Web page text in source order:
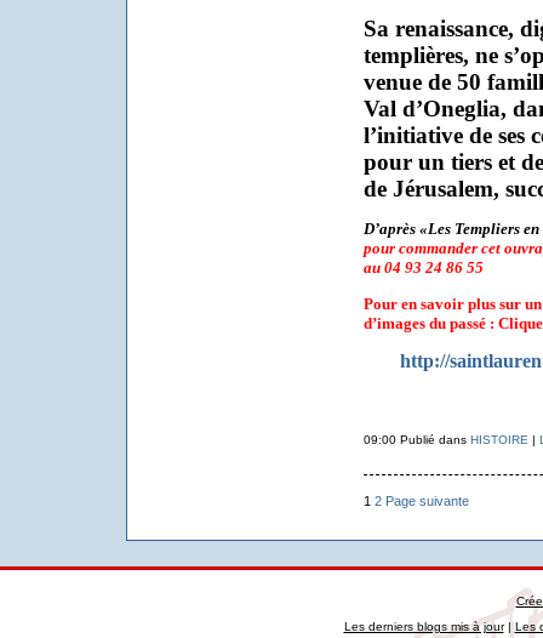
Sa renaissance,
templières, ne
venue de 50
Val d’Oneglia,
l’initiative de ses
pour un tiers et
de Jérusalem,
D’après «Les Templiers
pour commander cet
au 04 93 24 86 55
Pour en savoir plus sur
d’images du passé :
http://
09:00 Publié dans HISTOIRE|
1 2 Page suivante
Les derniers blogs mis à jour|Les